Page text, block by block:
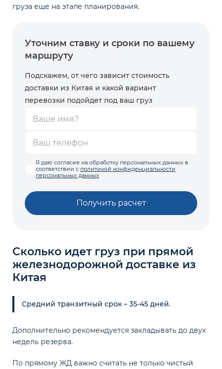
груза еще на этапе планирования.
Уточним ставку и сроки по вашему
маршруту
Подскажем, от чего зависит стоимость
доставки из Китая и какой вариант
перевозки подойдет под ваш груз
Я даю согласие на обработку персональных данных в
соответствии с политикой конфиденциальности
персональных данных
Получить расчет
Сколько идет груз при прямой
железнодорожной доставке из
Китая
Средний транзитный срок – 35-45 дней.
Дополнительно рекомендуется закладывать до двух
недель резерва.
По прямому ЖД важно считать не только чистый